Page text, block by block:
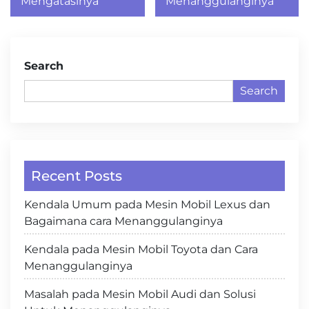
Search
Search
Recent Posts
Kendala Umum pada Mesin Mobil Lexus dan
Bagaimana cara Menanggulanginya
Kendala pada Mesin Mobil Toyota dan Cara
Menanggulanginya
Masalah pada Mesin Mobil Audi dan Solusi